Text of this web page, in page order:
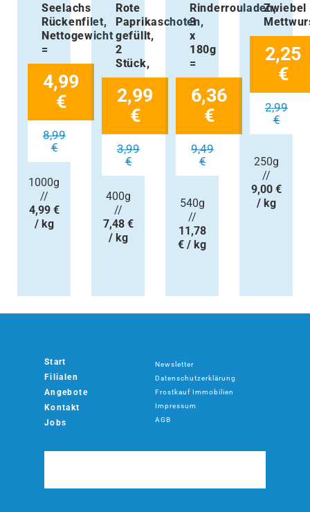
Seelachs
Rückenfilet,
Nettogewicht
=
4,99
€
8,99
€
1000g
//
4,99 €
/ kg
Rote
Paprikaschoten,
gefüllt,
2
Stück,
2,99
€
3,99
€
400g
//
7,48 €
/ kg
Rinderrouladen,
3
x
180g
=
6,36
€
9,49
€
540g
//
11,78
€ / kg
Zwiebel
2,25
€
2,99
€
250g
//
9,00 €
/ kg
Start
Filialen
Angebote
Kontakt
Jobs
Newsletter
Datenschutzerklärung
Frostkauf Immobilien
Impressum
AGB